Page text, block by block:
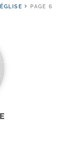
PAGE 6